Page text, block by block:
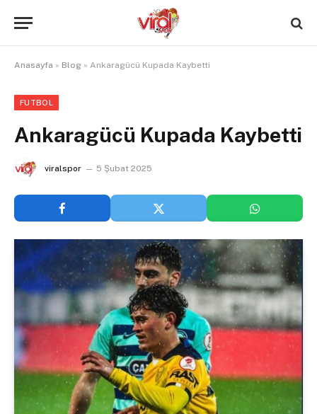
Anasayfa » Blog » Ankaragücü Kupada Kaybetti
FUTBOL
Ankaragücü Kupada Kaybetti
viralspor 5 Şubat 2025